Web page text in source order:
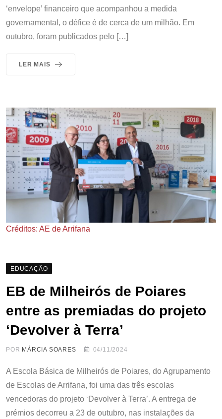
‘envelope’ financeiro que acompanhou a medida
governamental, o défice é de cerca de um milhão. Em
outubro, foram publicados pelo […]
LER MAIS
Créditos: AE de Arrifana
EDUCAÇÃO
EB de Milheirós de Poiares
entre as premiadas do projeto
‘Devolver à Terra’
POR MÁRCIA SOARES 04/11/2024
A Escola Básica de Milheirós de Poiares, do Agrupamento
de Escolas de Arrifana, foi uma das três escolas
vencedoras do projeto ‘Devolver à Terra’. A entrega de
prémios decorreu a 23 de outubro, nas instalações da